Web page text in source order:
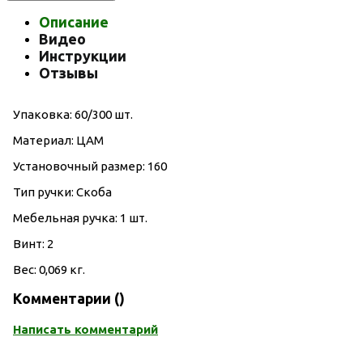
Описание
Видео
Инструкции
Отзывы
Упаковка: 60/300 шт.
Материал: ЦАМ
Установочный размер: 160
Тип ручки: Скоба
Мебельная ручка: 1 шт.
Винт: 2
Вес: 0,069 кг.
Комментарии ()
Написать комментарий